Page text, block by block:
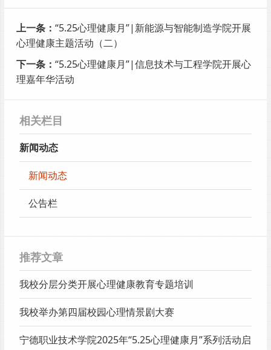
上一条： “5.25心理健康月”|新能源与智能制造学院开展
心理健康主题活动（二）
下一条： “5.25心理健康月”|信息技术与工程学院开展心
理嘉年华活动
相关栏目
新闻动态
新闻动态
公告栏
推荐文章
我校分层分类开展心理健康教育专题培训
我校举办第四届校园心理情景剧大赛
宁德职业技术学院2025年“5.25心理健康月”系列活动启